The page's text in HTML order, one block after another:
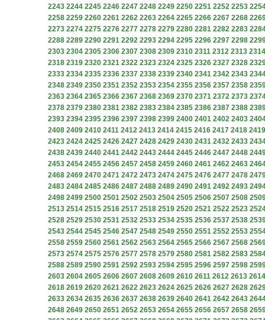
2243 2244 2245 2246 2247 2248 2249 2250 2251 2252 2253
2258 2259 2260 2261 2262 2263 2264 2265 2266 2267 2268
2273 2274 2275 2276 2277 2278 2279 2280 2281 2282 2283
2288 2289 2290 2291 2292 2293 2294 2295 2296 2297 2298
2303 2304 2305 2306 2307 2308 2309 2310 2311 2312 2313 2314
2318 2319 2320 2321 2322 2323 2324 2325 2326 2327 2328
2333 2334 2335 2336 2337 2338 2339 2340 2341 2342 2343
2348 2349 2350 2351 2352 2353 2354 2355 2356 2357 2358
2363 2364 2365 2366 2367 2368 2369 2370 2371 2372 2373
2378 2379 2380 2381 2382 2383 2384 2385 2386 2387 2388
2393 2394 2395 2396 2397 2398 2399 2400 2401 2402 2403
2408 2409 2410 2411 2412 2413 2414 2415 2416 2417 2418 2419
2423 2424 2425 2426 2427 2428 2429 2430 2431 2432 2433
2438 2439 2440 2441 2442 2443 2444 2445 2446 2447 2448
2453 2454 2455 2456 2457 2458 2459 2460 2461 2462 2463
2468 2469 2470 2471 2472 2473 2474 2475 2476 2477 2478
2483 2484 2485 2486 2487 2488 2489 2490 2491 2492 2493
2498 2499 2500 2501 2502 2503 2504 2505 2506 2507 2508
2513 2514 2515 2516 2517 2518 2519 2520 2521 2522 2523
2528 2529 2530 2531 2532 2533 2534 2535 2536 2537 2538
2543 2544 2545 2546 2547 2548 2549 2550 2551 2552 2553
2558 2559 2560 2561 2562 2563 2564 2565 2566 2567 2568
2573 2574 2575 2576 2577 2578 2579 2580 2581 2582 2583
2588 2589 2590 2591 2592 2593 2594 2595 2596 2597 2598
2603 2604 2605 2606 2607 2608 2609 2610 2611 2612 2613 2614
2618 2619 2620 2621 2622 2623 2624 2625 2626 2627 2628
2633 2634 2635 2636 2637 2638 2639 2640 2641 2642 2643
2648 2649 2650 2651 2652 2653 2654 2655 2656 2657 2658